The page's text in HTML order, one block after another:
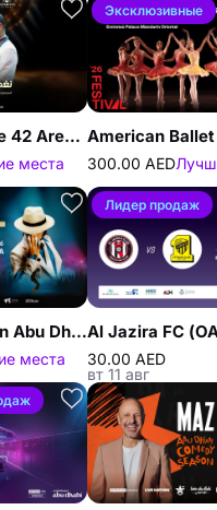
Nagham в Space 42 Arena в Абу-Даби
места
Эксклюзивные
300.00 AED
This is Michael in Abu Dhabi
места
Лидер продаж
30.00 AED
вт 11 авг